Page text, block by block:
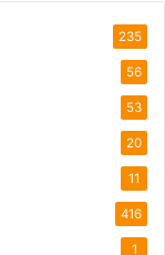
235
56
53
20
11
416
1